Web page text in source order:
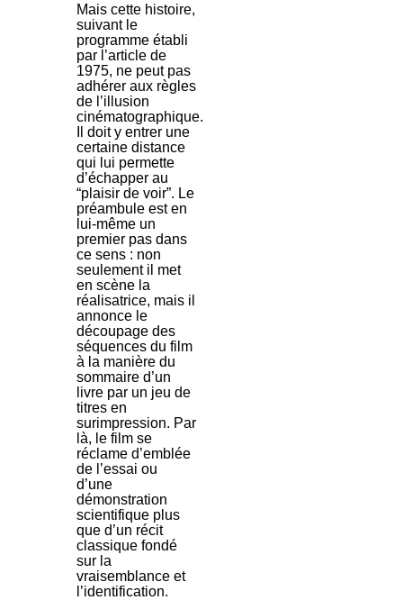
Mais cette histoire,
suivant le
programme établi
par l’article de
1975, ne peut pas
adhérer aux règles
de l’illusion
cinématographique.
Il doit y entrer une
certaine distance
qui lui permette
d’échapper au
“plaisir de voir”. Le
préambule est en
lui-même un
premier pas dans
ce sens : non
seulement il met
en scène la
réalisatrice, mais il
annonce le
découpage des
séquences du film
à la manière du
sommaire d’un
livre par un jeu de
titres en
surimpression. Par
là, le film se
réclame d’emblée
de l’essai ou
d’une
démonstration
scientifique plus
que d’un récit
classique fondé
sur la
vraisemblance et
l’identification.